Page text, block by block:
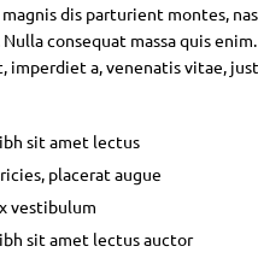
dis parturient montes,
consequat massa quis
imperdiet a, venenatis vitae,
sit amet lectus
placerat augue
vestibulum
sit amet lectus auctor